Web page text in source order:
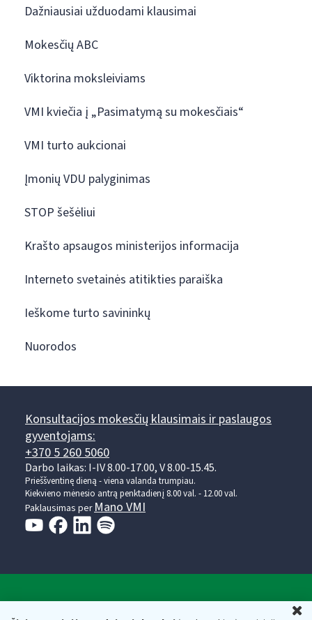
Dažniausiai užduodami klausimai
Mokesčių ABC
Viktorina moksleiviams
VMI kviečia į „Pasimatymą su mokesčiais“
VMI turto aukcionai
Įmonių VDU palyginimas
STOP šešėliui
Krašto apsaugos ministerijos informacija
Interneto svetainės atitikties paraiška
Ieškome turto savininkų
Nuorodos
Konsultacijos mokesčių klausimais ir paslaugos
gyventojams:
+370 5 260 5060
Darbo laikas: I-IV 8.00-17.00, V 8.00-15.45.
Prieššventinę dieną - viena valanda trumpiau.
Kiekvieno mėnesio antrą penktadienį 8.00 val. - 12.00 val.
Paklausimas per Mano VMI